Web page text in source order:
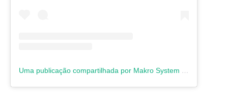
Uma publicação compartilhada por Makro System | Software Contábil (@makrosystem)